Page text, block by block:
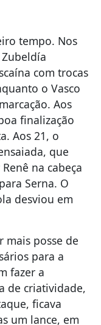
tempo. Nos
com trocas
o Vasco
Aos
finalização
Aos 21, o
que
na cabeça
Serna. O
desviou em
mais posse de
para a
fazer a
de criatividade,
ficava
um lance, em